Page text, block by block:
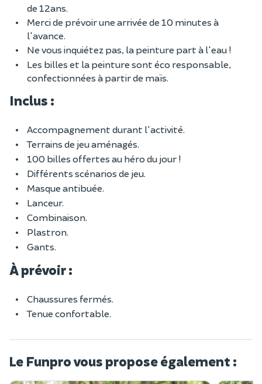
de 12ans.
Merci de prévoir une arrivée de 10 minutes à
l'avance.
Ne vous inquiétez pas, la peinture part à l'eau !
Les billes et la peinture sont éco responsable,
confectionnées à partir de maïs.
Inclus :
Accompagnement durant l'activité.
Terrains de jeu aménagés.
100 billes offertes au héro du jour !
Différents scénarios de jeu.
Masque antibuée.
Lanceur.
Combinaison.
Plastron.
Gants.
À prévoir :
Chaussures fermés.
Tenue confortable.
Le Funpro vous propose également :